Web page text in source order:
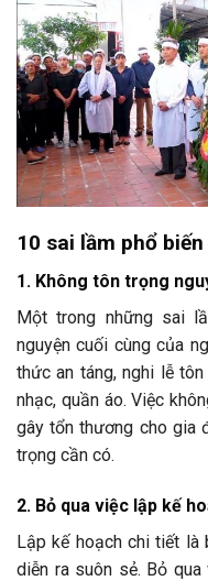
10 sai lầm phổ
1. Không tôn trọng
Một trong những sai
nguyện cuối cùng của
thức an táng, nghi lễ
nhạc, quần áo. Việc
gây tổn thương cho gia
trọng cần có.
2. Bỏ qua việc lập kế
Lập kế hoạch chi tiết
diễn ra suôn sẻ. Bỏ